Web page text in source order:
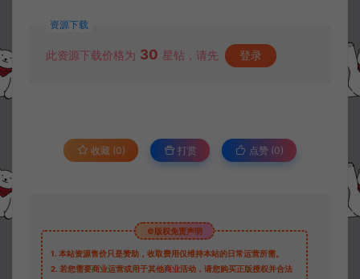
资源下载
此资源下载价格为 30 星钻，请先 登录
收藏 (0) 打赏 点赞 (0)
©版权免责声明
1. 本站资源售价只是赞助，收取费用仅维持本站的日常运营所需。
2. 若您需要商业运营或用于其他商业活动，请您购买正版授权并合法